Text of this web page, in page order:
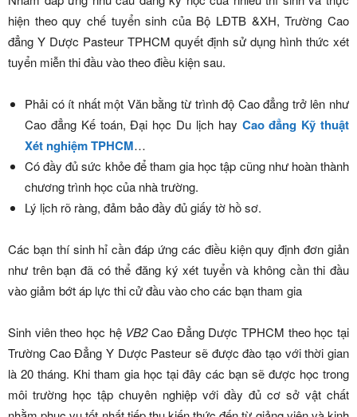
hiện theo quy chế tuyển sinh của Bộ LĐTB &XH, Trường Cao
đẳng Y Dược Pasteur TPHCM quyết định sử dụng hình thức xét
tuyển miễn thi đầu vào theo điều kiện sau.
Phải có ít nhất một Văn bằng từ trình độ Cao đẳng trở lên như
Cao đẳng Kế toán, Đại học Du lịch hay Cao đẳng Kỹ thuật
Xét nghiệm TPHCM…
Có đầy đủ sức khỏe để tham gia học tập cũng như hoàn thành
chương trình học của nhà trường.
Lý lịch rõ ràng, đảm bảo đầy đủ giấy tờ hồ sơ.
Các bạn thí sinh hỉ cần đáp ứng các điều kiện quy định đơn giản
như trên bạn đã có thể đăng ký xét tuyển và không cần thi đầu
vào giảm bớt áp lực thi cử đầu vào cho các bạn tham gia
Sinh viên theo học hệ VB2Cao Đẳng Dược TPHCM theo học tại
Trường Cao Đẳng Y Dược Pasteur sẽ được đào tạo với thời gian
là 20 tháng. Khi tham gia học tại đây các bạn sẽ được học trong
môi trường học tập chuyên nghiệp với đầy đủ cơ sở vật chất